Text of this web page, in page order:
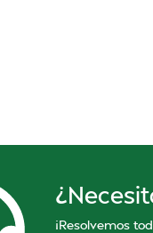
¡Resolvemos